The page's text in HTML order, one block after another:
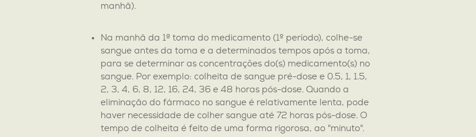
manhã).
Na manhã da 1ª toma do medicamento (1º período), colhe-se
sangue antes da toma e a determinados tempos após a toma,
para se determinar as concentrações do(s) medicamento(s) no
sangue. Por exemplo: colheita de sangue pré-dose e 0.5, 1, 1.5,
2, 3, 4, 6, 8, 12, 16, 24, 36 e 48 horas pós-dose. Quando a
eliminação do fármaco no sangue é relativamente lenta, pode
haver necessidade de colher sangue até 72 horas pós-dose. O
tempo de colheita é feito de uma forma rigorosa, ao "minuto".